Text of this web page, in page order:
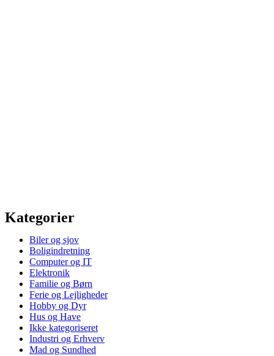
Kategorier
Biler og sjov
Boligindretning
Computer og IT
Elektronik
Familie og Børn
Ferie og Lejligheder
Hobby og Dyr
Hus og Have
Ikke kategoriseret
Industri og Erhverv
Mad og Sundhed